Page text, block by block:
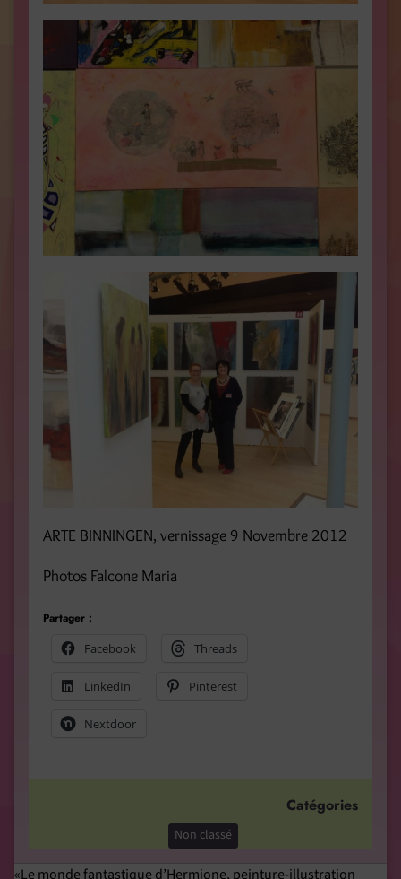
ARTE BINNINGEN, vernissage 9 Novembre 2012
Photos Falcone Maria
Partager :
Facebook
Threads
LinkedIn Pinterest
Nextdoor
Catégories
Non classé
Le monde fantastique d’Hermione, peinture-illustration